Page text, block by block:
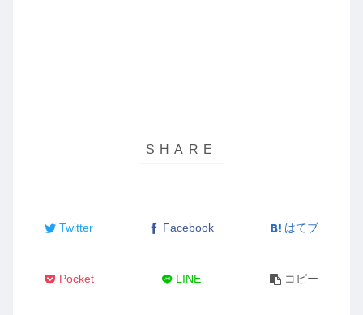
Twitter Facebook はてブ
Pocket LINE コピー